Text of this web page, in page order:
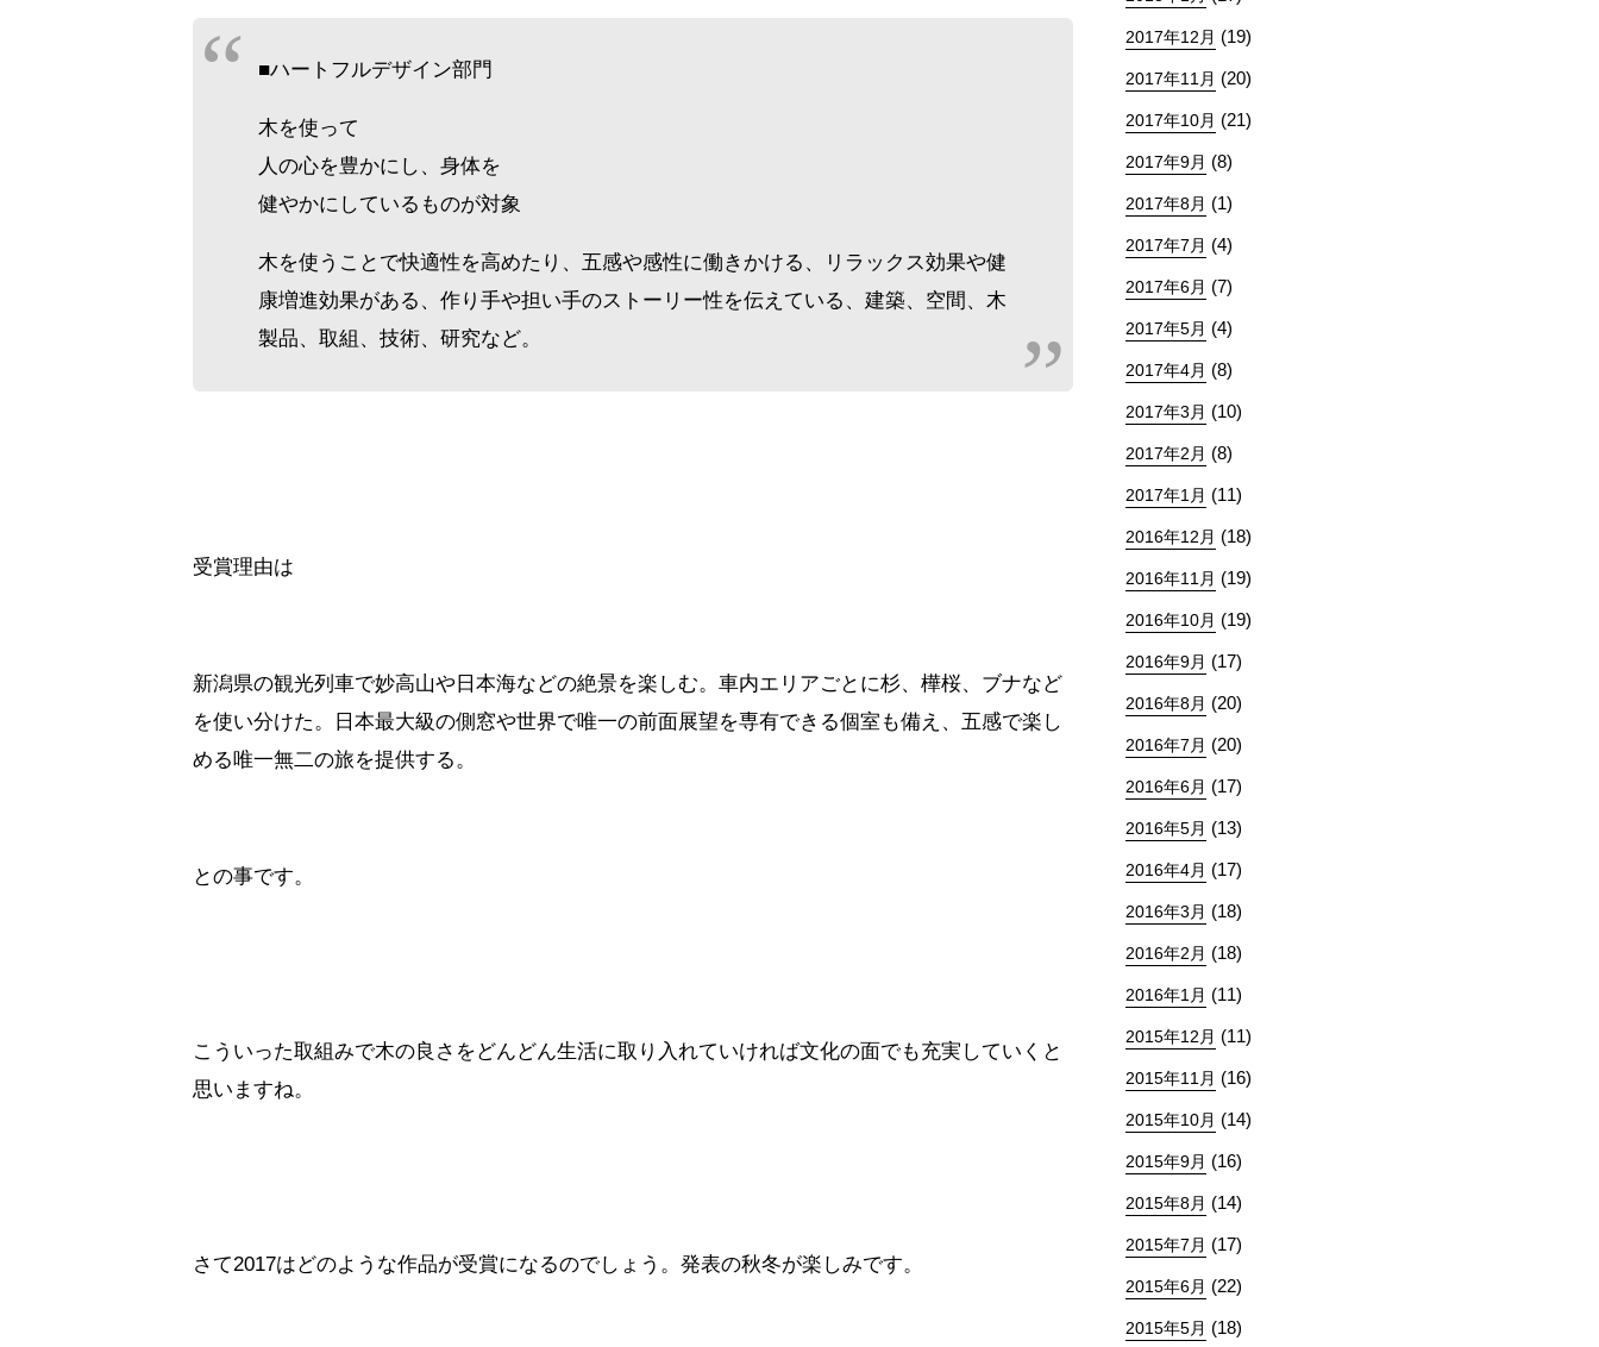
■ハートフルデザイン部門
木を使って
人の心を豊かにし、身体を
健やかにしているものが対象
木を使うことで快適性を高めたり、五感や感性に働きかける、リラックス効果や健
康増進効果がある、作り手や担い手のストーリー性を伝えている、建築、空間、木
製品、取組、技術、研究など。
受賞理由は
新潟県の観光列車で妙高山や日本海などの絶景を楽しむ。車内エリアごとに杉、樺桜、ブナなど
を使い分けた。日本最大級の側窓や世界で唯一の前面展望を専有できる個室も備え、五感で楽し
める唯一無二の旅を提供する。
との事です。
こういった取組みで木の良さをどんどん生活に取り入れていければ文化の面でも充実していくと
思いますね。
さて2017はどのような作品が受賞になるのでしょう。発表の秋冬が楽しみです。
2017年12月 (19)
2017年11月 (20)
2017年10月 (21)
2017年9月 (8)
2017年8月 (1)
2017年7月 (4)
2017年6月 (7)
2017年5月 (4)
2017年4月 (8)
2017年3月 (10)
2017年2月 (8)
2017年1月 (11)
2016年12月 (18)
2016年11月 (19)
2016年10月 (19)
2016年9月 (17)
2016年8月 (20)
2016年7月 (20)
2016年6月 (17)
2016年5月 (13)
2016年4月 (17)
2016年3月 (18)
2016年2月 (18)
2016年1月 (11)
2015年12月 (11)
2015年11月 (16)
2015年10月 (14)
2015年9月 (16)
2015年8月 (14)
2015年7月 (17)
2015年6月 (22)
2015年5月 (18)